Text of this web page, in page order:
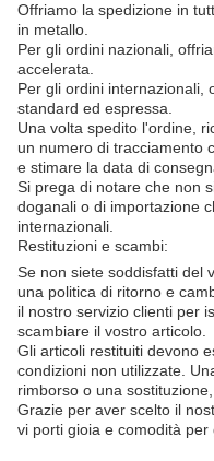
Offriamo la spedizione in
in metallo.
Per gli ordini nazionali,
accelerata.
Per gli ordini internazionali,
standard ed espressa.
Una volta spedito l'ordine,
un numero di tracciamento
e stimare la data di
Si prega di notare che non
doganali o di importazione
internazionali.
Restituzioni e scambi:
Se non siete soddisfatti del
una politica di ritorno e
il nostro servizio clienti per
scambiare il vostro articolo.
Gli articoli restituiti devono
condizioni non utilizzate.
rimborso o una
Grazie per aver scelto il
vi porti gioia e comodità per